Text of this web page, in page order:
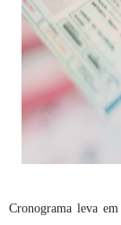
Cronograma leva